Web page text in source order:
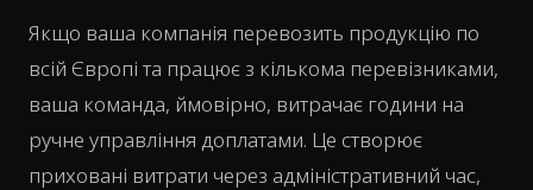
Якщо ваша компанія перевозить продукцію по
всій Європі та працює з кількома перевізниками,
ваша команда, ймовірно, витрачає години на
ручне управління доплатами. Це створює
приховані витрати через адміністративний час,